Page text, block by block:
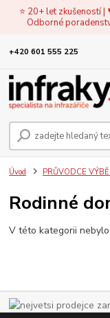
⭐ 20+ let zkušeností
Odborné
+420 601 555 225
Úvod PRŮVODCE
Rodinné
V této kategorii